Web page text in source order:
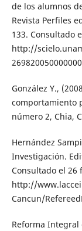
de los alumnos
Revista Perfiles
133. Consultado
http://
González Y.,
comportamiento
número 2, Chia,
Hernández
Investigación.
Consultado el 26
http://
Cancun/
Reforma Integral